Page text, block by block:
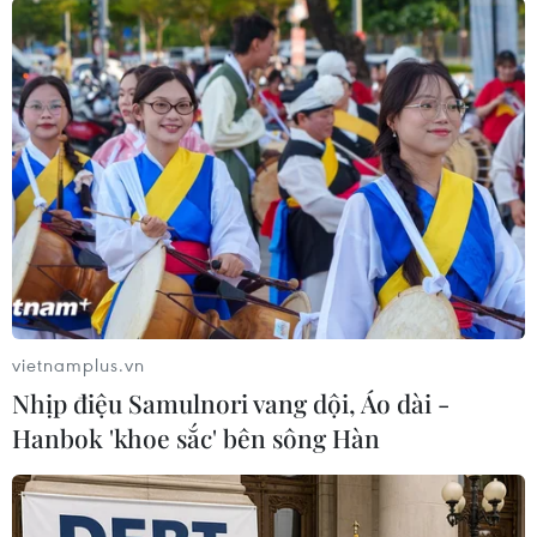
#Quỹ Thiện Tâm #Tập đoàn VinGroup
#Hộ nghèo
#Dân tộc thiểu số
#Trung tâm Phát thanh Truyền hình Quân đội
#Tết cổ truyền
Gia Lai
Theo dõi VietnamPlus
TIN LIÊN QUAN
vietnamplus.vn
Nhịp điệu Samulnori vang dội, Áo dài -
Hanbok 'khoe sắc' bên sông Hàn